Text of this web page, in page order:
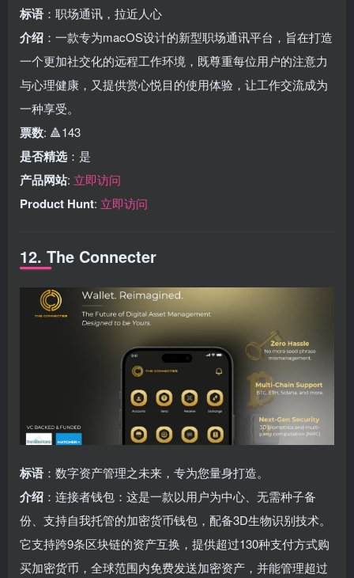
标语 ：职场通讯，拉近人心
介绍 ：一款专为macOS设计的新型职场通讯平台，旨在打造
一个更加社交化的远程工作环境，既尊重每位用户的注意力
与心理健康，又提供赏心悦目的使用体验，让工作交流成为
一种享受。
票数: 🔺143
是否精选 ：是
产品网站: 立即访问
Product Hunt: 立即访问
12. The Connecter
标语 ：数字资产管理之未来，专为您量身打造。
介绍 ：连接者钱包：这是一款以用户为中心、无需种子备
份、支持自我托管的加密货币钱包，配备3D生物识别技术。
它支持跨9条区块链的资产互换，提供超过130种支付方式购
买加密货币，全球范围内免费发送加密资产，并能管理超过